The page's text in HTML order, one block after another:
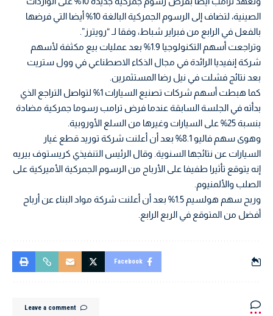
الصينية، لتضاف إلى الرسوم الجمركية البالغة 10% أيضا التي فرضها
بالفعل في الرابع من فبراير شباط، وفقا لـ “رويترز”.
وتراجعت أسهم التكنولوجيا 1.9% بعد عمليات بيع مكثفة لأسهم
شركة إنفيديا الرائدة في مجال الذكاء الاصطناعي في وول ستريت
بعد نتائج فشلت في نيل رضا المستثمرين.
كما هبطت أسهم شركات تصنيع السيارات 1% لتواصل التراجع الذي
بدأته في الجلسة السابقة عندما فرض ترامب رسوما جمركية مضادة
بنسبة 25% على السيارات وغيرها من السلع الأوروبية.
وهوى سهم فاليو 8.1% بعد أن أعلنت شركة توريد قطع غيار
السيارات عن نتائجها السنوية. وقال الرئيس التنفيذي كريستوف بيريه
إنه يتوقع تأثيرا طفيفا على الأرباح من الرسوم الجمركية الأميركية على
الصلب والألمنيوم.
وربح سهم هولسيم 1.5% بعد أن أعلنت شركة مواد البناء عن أرباح
أفضل من المتوقع في الربع الرابع.
Facebook
Leave a comment